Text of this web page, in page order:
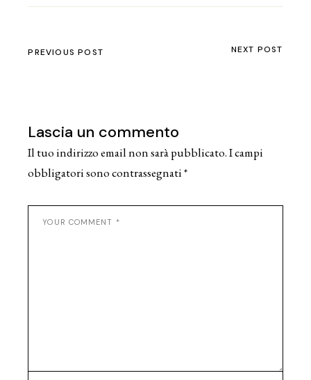
PREVIOUS POST NEXT POST
Lascia un commento
Il tuo indirizzo email non sarà pubblicato.I campi
obbligatori sono contrassegnati*